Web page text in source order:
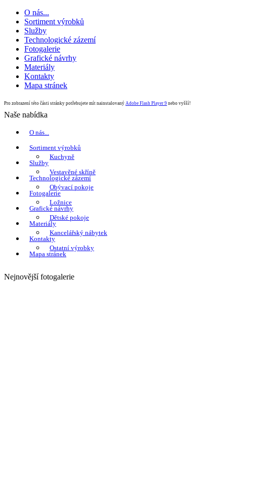
O nás...
Sortiment výrobků
Služby
Technologické zázemí
Fotogalerie
Grafické návrhy
Materiály
Kontakty
Mapa stránek
Pro zobrazení této části stránky potřebujete mít nainstalovaný Adobe Flash Player 9 nebo vyšší!
Naše nabídka
O nás...
Sortiment výrobků
Kuchyně
Vestavěné skříně
Obývací pokoje
Ložnice
Dětské pokoje
Kancelářský nábytek
Ostatní výrobky
Služby
Technologické zázemí
Fotogalerie
Grafické návrhy
Materiály
Kontakty
Mapa stránek
Nejnovější fotogalerie